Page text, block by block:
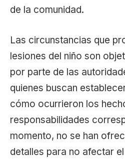
de la comunidad.
Las circunstancias que
lesiones del niño son
por parte de las
quienes buscan
cómo ocurrieron los
responsabilidades
momento, no se han
detalles para no afectar